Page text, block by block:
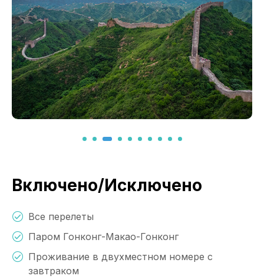
Включено/Исключено
Все перелеты
Паром Гонконг-Макао-Гонконг
Проживание в двухместном номере с
завтраком